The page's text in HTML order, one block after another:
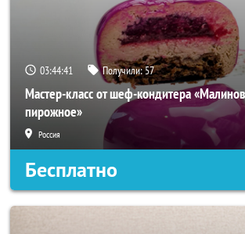
03:44:40 Получили:57
Мастер-класс от шеф-кондитера
пирожное»
Россия
Бесплатно